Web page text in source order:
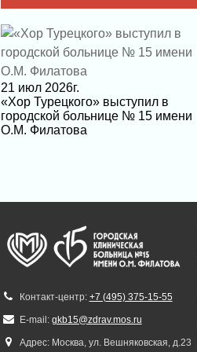
21 июл 2026г.
«Хор Турецкого» выступил в
городской больнице № 15 имени
О.М. Филатова
Контакт-центр: +7 (495) 375-15-55
E-mail: gkb15@zdrav.mos.ru
Адрес: Москва, ул. Вешняковская, д.23